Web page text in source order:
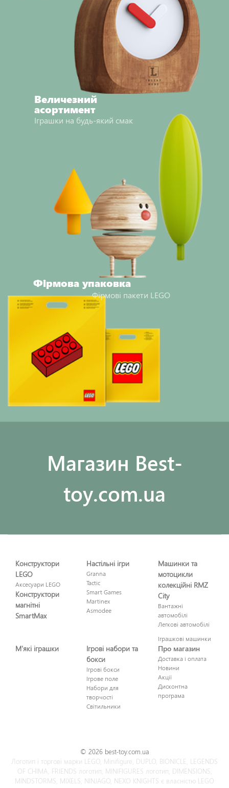
Величезний
асортимент
Іграшки на будь-який смак
Фірмова упаковка
Фірмові пакети LEGO
Maгазин Best-
toy.com.ua
Конструктори
LEGO
Аксесуари LEGO
Конструктори
магнітні
SmartMax
Настільні ігри
Granna
Tactic
Smart Games
Martinex
Asmodee
Машинки та
мотоцикли
колекційні RMZ
City
Вантажні
автомобілі
Легкові автомобілі
Іграшкові машинки
М'які іграшки
Ігрові набори та
бокси
Ігрові бокси
Ігрове поле
Набори для
творчості
Світильники
Про магазин
Доставка і оплата
Новини
Акції
Дисконтна
програма
© 2026 best-toy.com.ua
Логотип і торгові марки LEGO, Minifigure, DUPLO, BIONICLE, LEGENDS
OF CHIMA, FRIENDS логотип, MINIFIGURES логотип, DIMENSIONS,
MINDSTORMS, MIXELS, NINJAGO, NEXO KNIGHTS є власністю LEGO